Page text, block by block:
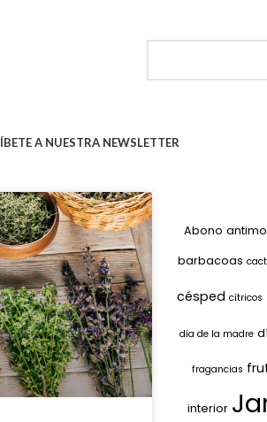
A NUESTRA NEWSLETTER
Abono
barbacoas
césped cítricos
día de la madre
fragancias
interior